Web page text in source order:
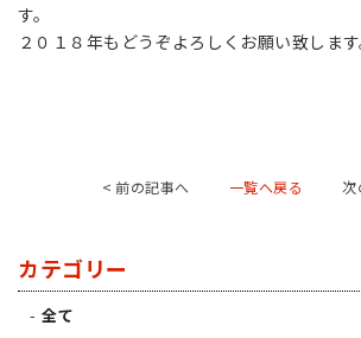
す。
２０１８年もどうぞよろしくお願い致します
< 前の記事へ 一覧へ戻る 次
カテゴリー
全て